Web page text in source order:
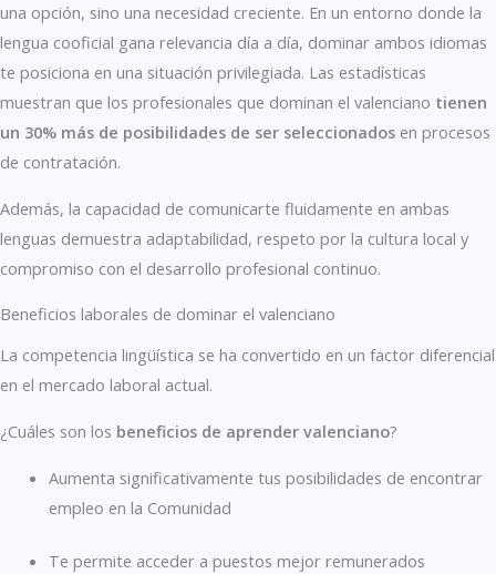
una opción, sino una necesidad creciente. En un entorno donde la
lengua cooficial gana relevancia día a día, dominar ambos idiomas
te posiciona en una situación privilegiada. Las estadísticas
muestran que los profesionales que dominan el valenciano tienen
un 30% más de posibilidades de ser seleccionados en procesos
de contratación.
Además, la capacidad de comunicarte fluidamente en ambas
lenguas demuestra adaptabilidad, respeto por la cultura local y
compromiso con el desarrollo profesional continuo.
Beneficios laborales de dominar el valenciano
La competencia lingüística se ha convertido en un factor diferencial
en el mercado laboral actual.
¿Cuáles son los beneficios de aprender valenciano?
Aumenta significativamente tus posibilidades de encontrar
empleo en la Comunidad
Te permite acceder a puestos mejor remunerados